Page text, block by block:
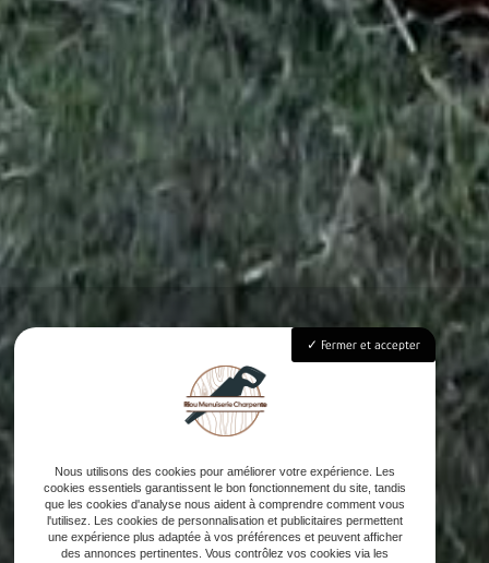
Fermer et accepter
Nous utilisons des cookies pour améliorer votre expérience. Les
cookies essentiels garantissent le bon fonctionnement du site, tandis
que les cookies d'analyse nous aident à comprendre comment vous
l'utilisez. Les cookies de personnalisation et publicitaires permettent
une expérience plus adaptée à vos préférences et peuvent afficher
des annonces pertinentes. Vous contrôlez vos cookies via les